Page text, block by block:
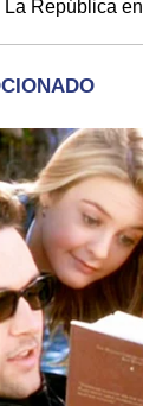
La República en